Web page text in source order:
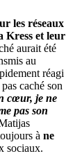
les réseaux
Kress et leur
aurait été
au
réagi
caché son
cœur, je ne
pas son
à ne
sociaux.